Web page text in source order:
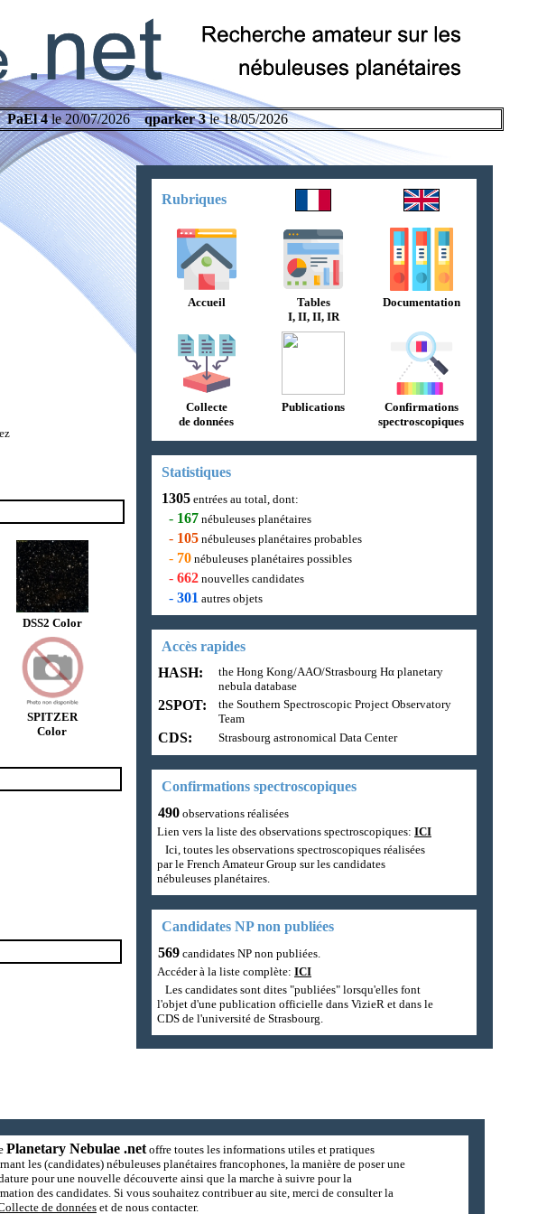
PaEl 4le 20/07/2026qparker 3le 18/05/2026
DSS2 Color
SPITZER
Color
Rubriques
Accueil
Tables
I, II, II, IR
Documentation
Collecte
de données
Publications
Confirmations
spectroscopiques
Statistiques
1305 entrées au total, dont:
- 167 nébuleuses planétaires
- 105 nébuleuses planétaires probables
- 70 nébuleuses planétaires possibles
- 662 nouvelles candidates
- 301 autres objets
Accès rapides
HASH:
the Hong Kong/AAO/Strasbourg Hα planetary
nebula database
2SPOT:
the Southern Spectroscopic Project Observatory
Team
CDS: Strasbourg astronomical Data Center
Confirmations spectroscopiques
490 observations réalisées
Lien vers la liste des observations spectroscopiques: ICI
Ici, toutes les observations spectroscopiques réalisées
par le French Amateur Group sur les candidates
nébuleuses planétaires.
Candidates NP non publiées
569 candidates NP non publiées.
Accéder à la liste complète: ICI
Les candidates sont dites "publiées" lorsqu'elles font
l'objet d'une publication officielle dans VizieR et dans le
CDS de l'université de Strasbourg.
Planetary Nebulae .netoffre toutes les informations utiles et pratiques
les (candidates) nébuleuses planétaires francophones, la manière de poser une
pour une nouvelle découverte ainsi que la marche à suivre pour la
des candidates. Si vous souhaitez contribuer au site, merci de consulter la
de donnéeset de nous contacter.